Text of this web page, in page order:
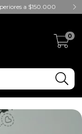
a $150.000
0